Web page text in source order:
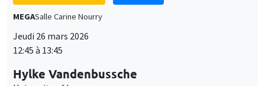
MEGASalle Carine Nourry
Jeudi 26 mars 2026
12:45 à 13:45
Hylke Vandenbussche
Utilisation
des
Ce site utilise des cookies et des services tiers pour garantir son bon
fonctionnement, analyser la fréquentation du site et proposer des
personnaliser l’utilisation de ces services. Votre choix pourra être